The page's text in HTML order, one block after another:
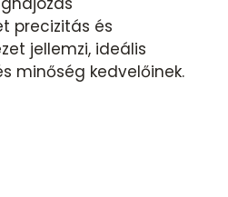
precizitás és
jellemzi, ideális
minőség kedvelőinek.